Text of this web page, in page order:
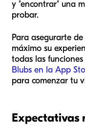
y "encontrar" una
probar.
Para asegurarte
máximo su
todas las
Blubs en la App
para comenzar tu
Expectativas